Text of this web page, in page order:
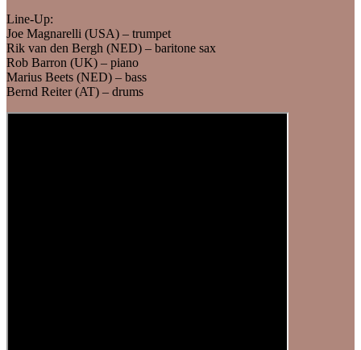
Line-Up:
Joe Magnarelli (USA) – trumpet
Rik van den Bergh (NED) – baritone sax
Rob Barron (UK) – piano
Marius Beets (NED) – bass
Bernd Reiter (AT) – drums